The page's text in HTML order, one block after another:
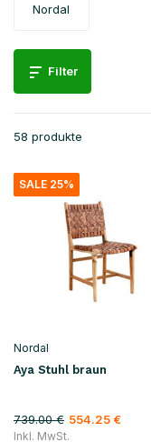
Nordal
Filter
58 produkte
SALE 25%
Nordal
Aya Stuhl braun
739.00 € 554.25 €
Inkl. MwSt.